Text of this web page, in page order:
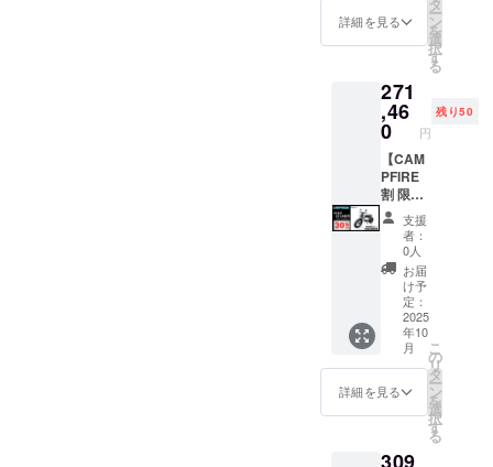
番号：
あり ※
適格請
行事業
者登録
番号の
記載の
あるイ
ンボイ
スが必
要な場
合は、
実行者
に直接
お問合
せくだ
さい。
造工程
上の都
合等に
荷時期
が遅れ
る場合
があり
ます。
●原動機
付自転
車販売
証明書
を含む
●適格請
求書発
行事業
者登録
番号：
あり ※
適格請
求書発
行事業
者登録
記載の
品質向
上と改
良によ
ザイ
ン・仕
様は変
更にな
る可能
性もご
ざいま
す。
ご了承
くださ
い。 ※
ご注文
状況、
使用部
材の供
給状
況、製
造工程
上の都
合等に
荷時期
IREをご
注文さ
れた
品を発
送する
一週間
前に弊
社の
ホーム
ページ
にて追
加の離
島送料
11,000
円(税込
み)をお
払う必
要があ
りま
す。ご
注意く
ださ
い。 ※
成車の
島在住
の方向
け）の
料は
CAMPF
IREをご
注文さ
れた
後、商
品を発
送する
一週間
前に弊
社の
ホーム
ページ
にて追
加の離
島送料
11,000
円(税込
み)をお
払う必
りま
387,800
円の
37%OF
り(ハン
ドル
バーと
前輪の
取付け
が必要)
での送
料
18,800
円を含
んだ金
額で
す。 ※
離島
（北海
道、沖
縄、離
島在住
の方向
け）の
料は
×1台 ●
イープ
ラスミ
ドベン
チャー
ポータ
ブル電
源
「EMR
310」
×1台 ●
カ
ラー：
アバン
ブラッ
ク
or サ
ンド
ベー
ジュ
(RHINO
Aのサ
ドル色
ラック
詳細を見る ー
ン
を
選
択
す
る
271
,46
0 円
残り50
【CAM
PFIRE
割 限定
50台】
●イープ
ラスミ
ライ
RHINO
バイク
原付二
1000W
モデル
×1台 ●
カ
サンド
支援
者：
0人
お届
け予
定：
2025
年10
月
詳細を見る
こ
の
リ
タ
ー
ン
を
選
択
す
る